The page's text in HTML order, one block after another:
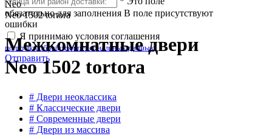
обязательно для заполнения В поле присутствуют
ошибки
Я принимаю условия соглашения
политики обработки персональных данных
Отправить
Neo
Neo 1502 tortora
Межкомнатные двери
Neo 1502 tortora
# Двери неоклассика
# Классические двери
# Современные двери
# Двери из массива